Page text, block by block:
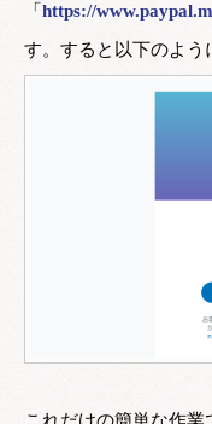
「 https://
す。すると以下のよう